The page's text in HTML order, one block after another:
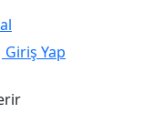
Giriş Yap